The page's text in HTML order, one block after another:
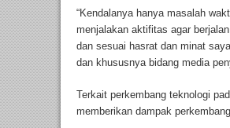
“Kendalanya hanya masalah
menjalakan aktifitas agar
dan sesuai hasrat dan minat
dan khususnya bidang media
Terkait perkembang teknologi
memberikan dampak